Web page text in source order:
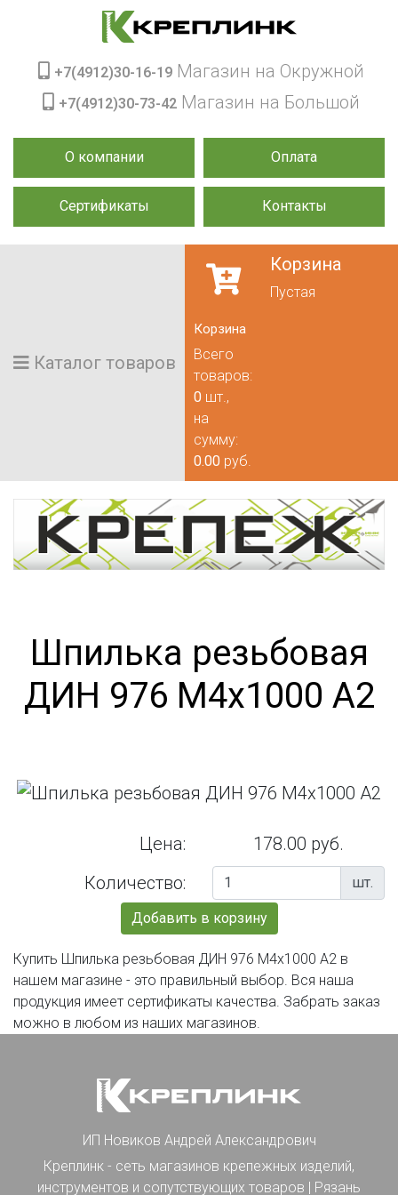
О компании Оплата
Сертификаты Контакты
+7(4912)30-16-19 Магазин на Окружной
+7(4912)30-73-42 Магазин на Большой
Каталог товаров
Корзина
Пустая
Корзина
Всего
товаров:
0 шт.,
на
сумму:
0.00 руб.
Шпилька резьбовая
ДИН 976 М4х1000 А2
Цена:
178.00 руб.
Количество:
шт.
Добавить в корзину
Купить Шпилька резьбовая ДИН 976 М4х1000 А2 в
нашем магазине - это правильный выбор. Вся наша
продукция имеет сертификаты качества. Забрать заказ
можно в любом из наших магазинов.
ИП Новиков Андрей Александрович
Креплинк - сеть магазинов крепежных изделий,
инструментов и сопутствующих товаров | Рязань